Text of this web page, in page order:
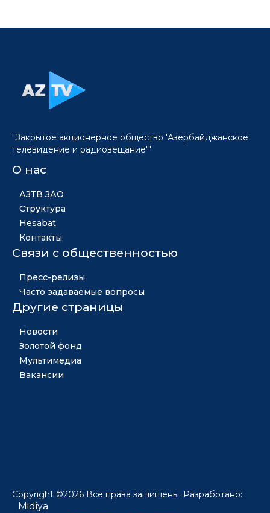
"Закрытое акционерное общество 'Азербайджанское
телевидение и радиовещание'"
О нас
АЗТВ ЗАО
Структура
Hesabat
Контакты
Связи с общественностью
Пресс-релизы
Часто задаваемые вопросы
Другие страницы
Новости
Золотой фонд
Мультимедиа
Вакансии
Copyright ©2026 Все права защищены. Разработано:
Midiya